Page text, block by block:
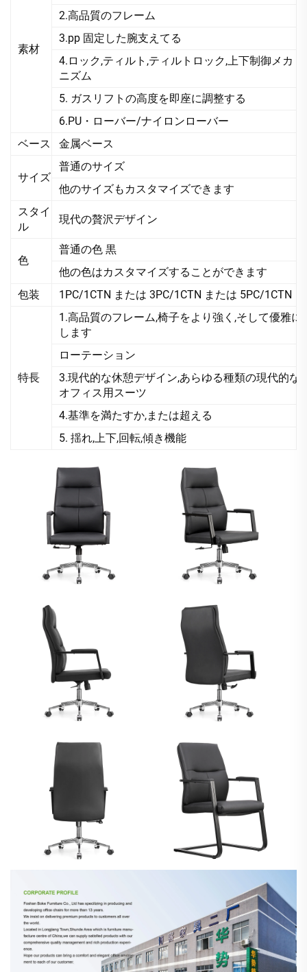
素材
2.高品質のフレーム
3.pp 固定した腕支えてる
4.ロック,ティルト,ティルトロック,上下制御メカ
ニズム
5. ガスリフトの高度を即座に調整する
6.PU・ローバー/ナイロンローバー
ベース
金属ベース
サイズ
普通のサイズ
他のサイズもカスタマイズできます
スタイ
ル
現代の贅沢デザイン
色
普通の色 黒
他の色はカスタマイズすることができます
包装
1PC/1CTN または 3PC/1CTN または 5PC/1CTN
特長
1.高品質のフレーム,椅子をより強く,そして優雅に
します
ローテーション
3.現代的な休憩デザイン,あらゆる種類の現代的な
オフィス用スーツ
4.基準を満たすか,または超える
5. 揺れ,上下,回転,傾き機能